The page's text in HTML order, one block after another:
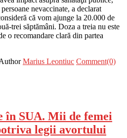
nevaccinate, a declarat
că vom ajunge la 20.000 de
trei săptămâni. Doza a treia nu este
o recomandare clară din partea
Marius Leontiuc Comment(0)
în SUA. Mii de femei
legii avortului